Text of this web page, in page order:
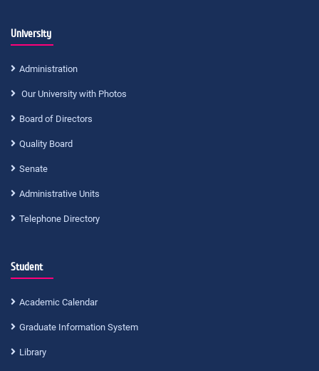
University
Administration
Our University with Photos
Board of Directors
Quality Board
Senate
Administrative Units
Telephone Directory
Student
Academic Calendar
Graduate Information System
Library